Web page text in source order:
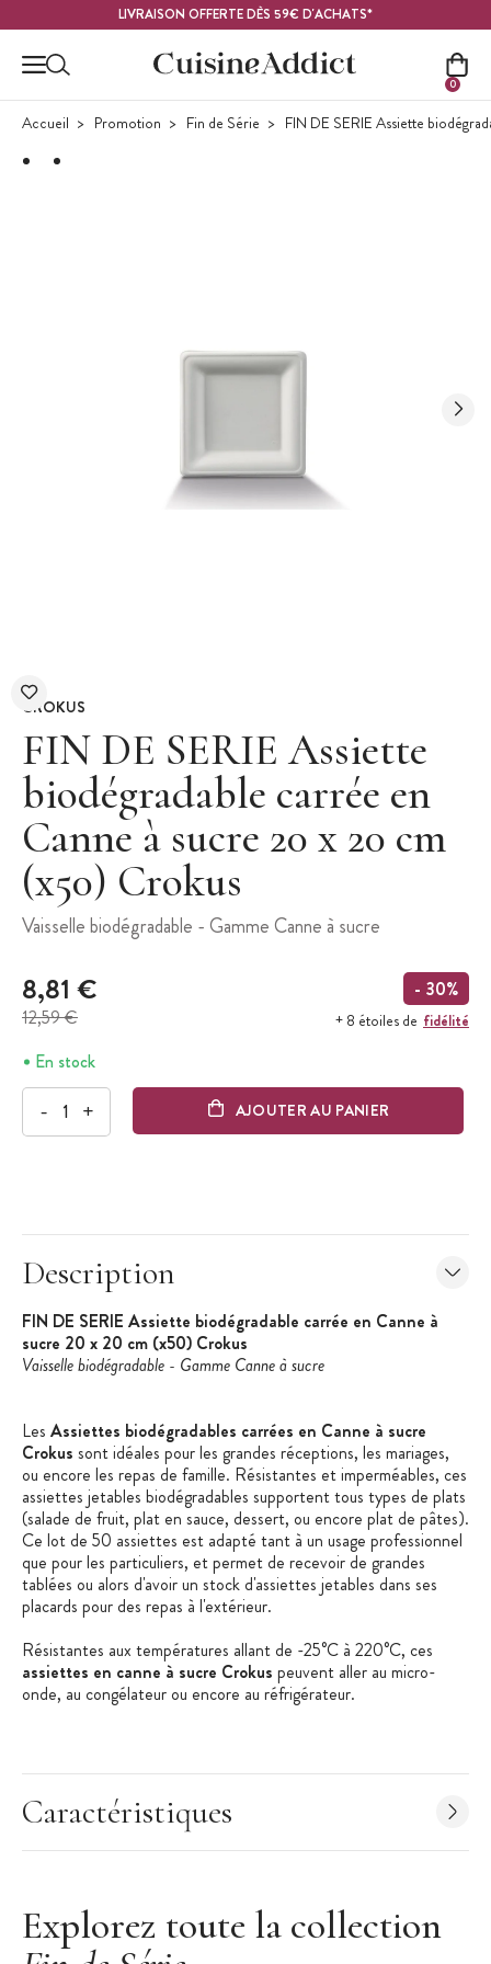
LIVRAISON OFFERTE DÈS 59€ D'ACHATS*
0
Accueil Promotion Fin de Série FIN DE SERIE Assiette
CROKUS
FIN DE SERIE Assiette
biodégradable carrée en
Canne à sucre 20 x 20 cm
(x50) Crokus
Vaisselle biodégradable - Gamme Canne à sucre
8,81 €
12,59 €
- 30%
+ 8 étoiles de fidélité
En stock
- + AJOUTER AU PANIER
Description
FIN DE SERIE Assiette biodégradable carrée en Canne à
sucre 20 x 20 cm (x50) Crokus
Vaisselle biodégradable - Gamme Canne à sucre
Les Assiettes biodégradables carrées en Canne à sucre
Crokus sont idéales pour les grandes réceptions, les mariages,
ou encore les repas de famille. Résistantes et imperméables, ces
assiettes jetables biodégradables supportent tous types de plats
(salade de fruit, plat en sauce, dessert, ou encore plat de pâtes).
Ce lot de 50 assiettes est adapté tant à un usage professionnel
que pour les particuliers, et permet de recevoir de grandes
tablées ou alors d'avoir un stock d'assiettes jetables dans ses
placards pour des repas à l'extérieur.
Résistantes aux températures allant de -25°C à 220°C, ces
assiettes en canne à sucre Crokus peuvent aller au micro-
onde, au congélateur ou encore au réfrigérateur.
Naturel, 100% biodégradable et compostable
Résistant à de forts écarts de températures
Gamme Canne à sucre
Caractéristiques
Explorez toute la collection